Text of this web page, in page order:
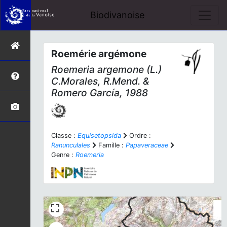
Biodivanoise
Roemérie argémone
Roemeria argemone (L.)
C.Morales, R.Mend. &
Romero García, 1988
Classe : Equisetopsida
Ordre :
Ranunculales
Famille : Papaveraceae
Genre : Roemeria